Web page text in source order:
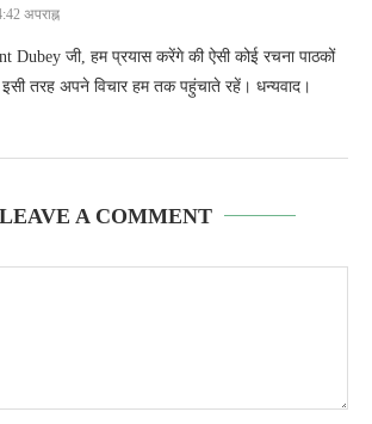
अपराह्न
Dubey जी, हम प्रयास करेंगे की ऐसी कोई रचना पाठकों
तरह अपने विचार हम तक पहुंचाते रहें। धन्यवाद।
LEAVE A COMMENT